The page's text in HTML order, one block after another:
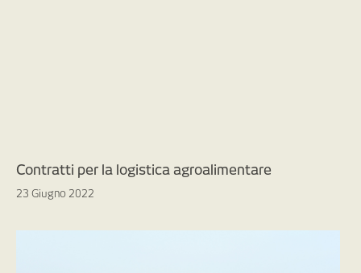
Contratti per la logistica agroalimentare
23 Giugno 2022